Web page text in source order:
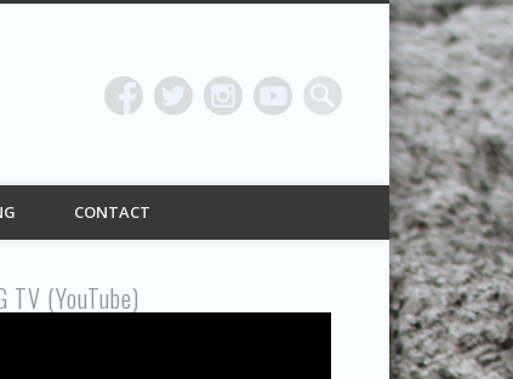
CONTACT
TV (YouTube)